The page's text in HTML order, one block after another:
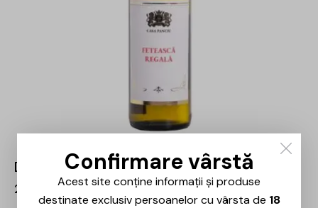
Domeniile Panciu – Fetească Regală – 0.75L
20,00 lei
Confirmare vârstă
Acest site conține informații și produse
destinate exclusiv persoanelor cu vârsta de 18